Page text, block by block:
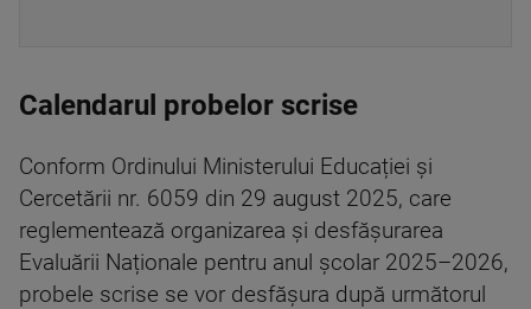
Calendarul probelor scrise
Conform Ordinului Ministerului Educației și
Cercetării nr. 6059 din 29 august 2025, care
reglementează organizarea și desfășurarea
Evaluării Naționale pentru anul școlar 2025–2026,
probele scrise se vor desfășura după următorul